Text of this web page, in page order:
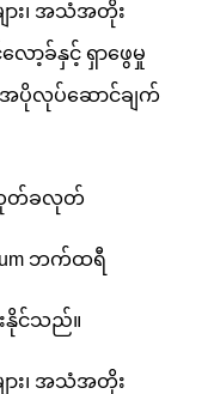
ား၊ အသံအတိုး
လော့ခ်နှင့် ရှာဖွေမှု
ပိုလုပ်ဆောင်ချက်
ဘုတ်ခလုတ်
ဘက်ထရီ
နိုင်သည်။
ား၊ အသံအတိုး